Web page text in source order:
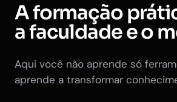
A formação
a faculdade e o
Aqui você não aprende só
aprende a transformar